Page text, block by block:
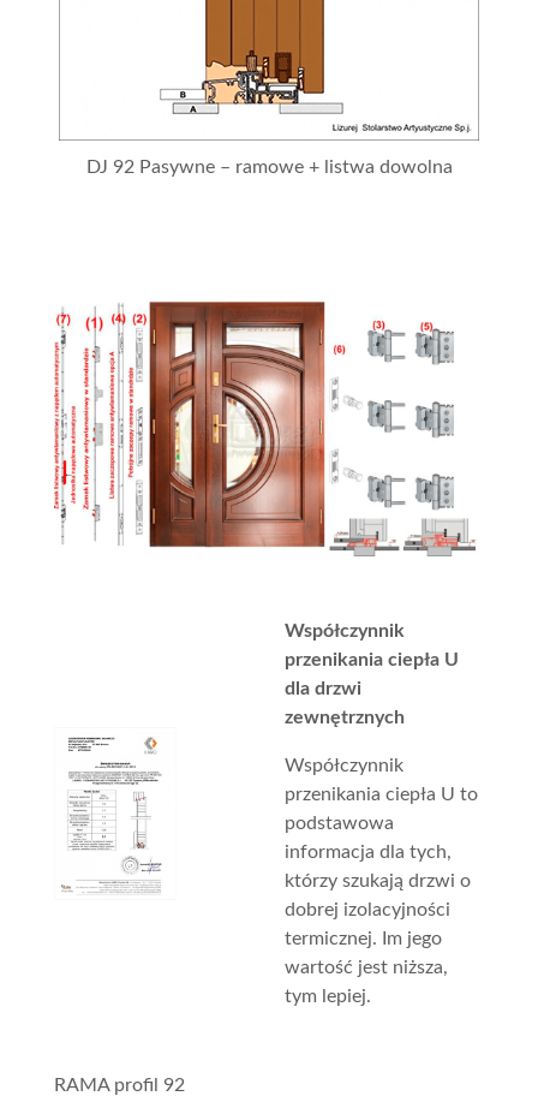
DJ 92 Pasywne – ramowe + listwa dowolna
Współczynnik
przenikania ciepła U
dla drzwi
zewnętrznych
Współczynnik
przenikania ciepła U to
podstawowa
informacja dla tych,
którzy szukają drzwi o
dobrej izolacyjności
termicznej. Im jego
wartość jest niższa,
tym lepiej.
RAMA profil 92